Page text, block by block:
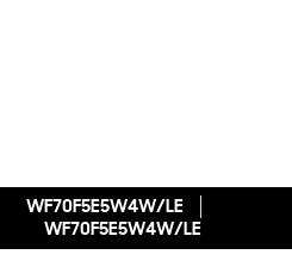
WF70F5E5W4W/LE
WF70F5E5W4W/LE